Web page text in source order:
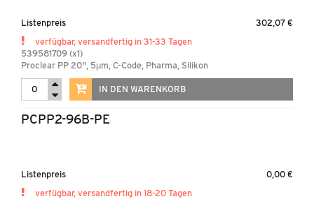
Listenpreis
302,07 €
verfügbar, versandfertig in 31-33 Tagen
539581709 (x1)
Proclear PP 20", 5µm, C-Code, Pharma, Silikon
IN DEN WARENKORB
PCPP2-96B-PE
Listenpreis
0,00 €
verfügbar, versandfertig in 18-20 Tagen